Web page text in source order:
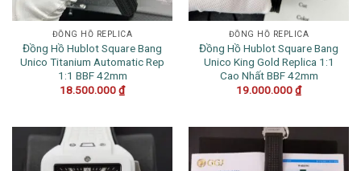
ĐỒNG HỒ REPLICA
Đồng Hồ Hublot Square Bang
Unico Titanium Automatic Rep
1:1 BBF 42mm
18.500.000₫
ĐỒNG HỒ REPLICA
Đồng Hồ Hublot Square Bang
Unico King Gold Replica 1:1
Cao Nhất BBF 42mm
19.000.000₫